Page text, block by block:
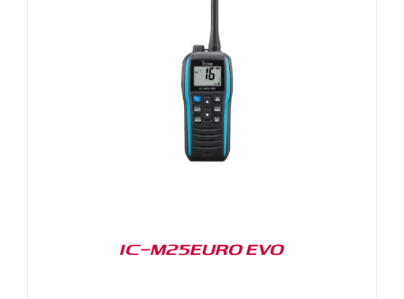
IC-M25EURO EVO